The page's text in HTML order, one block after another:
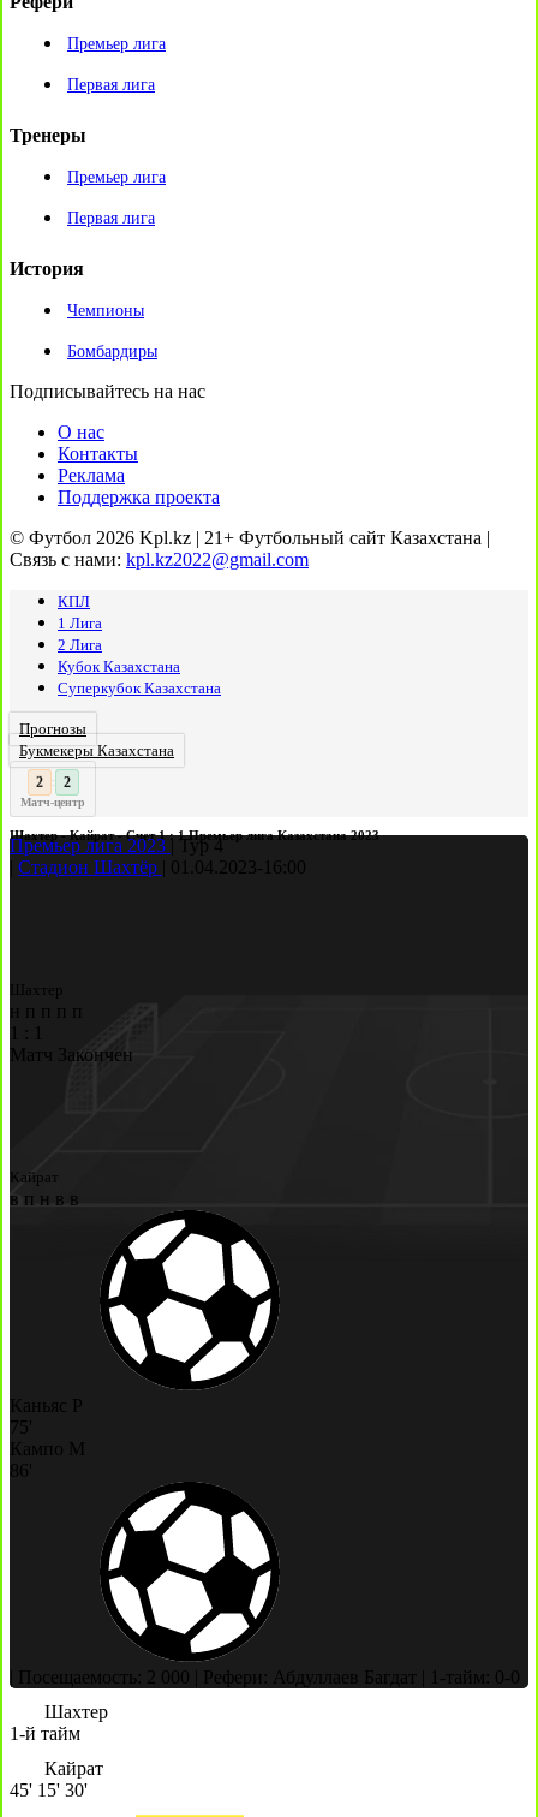
Премьер лига
Первая лига
Тренеры
Премьер лига
Первая лига
История
Чемпионы
Бомбардиры
Подписывайтесь на нас
О нас
Контакты
Реклама
Поддержка проекта
© Футбол 2026 Kpl.kz | 21+ Футбольный сайт Казахстана |
Связь с нами: kpl.kz2022@gmail.com
КПЛ
1 Лига
2 Лига
Кубок Казахстана
Суперкубок Казахстана
Прогнозы
Букмекеры Казахстана
3 : 2
Матч-центр
Шахтер - Кайрат - Счет 1 : 1 Премьер лига Казахстана 2023
Премьер лига 2023
Тур 4
Стадион Шахтёр 01.04.2023- 16:00
Шахтер
н п п п
п
1
1
Матч Закончен
Кайрат
в п н в в
Каньяс Р
75'
Кампо М
86'
Посещаемость: 2 000 Рефери: Абдуллаев Багдат
1-тайм: 0-0
Шахтер
1-й тайм
Кайрат
45' 15' 30'